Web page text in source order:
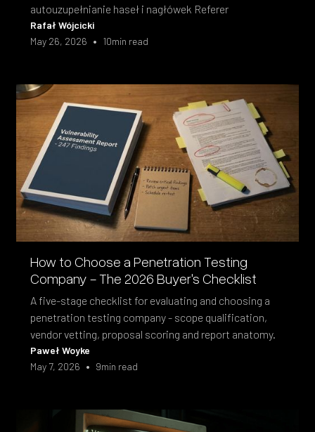
autouzupełnianie haseł i nagłówek Referer
Rafał Wójcicki
May 26, 2026 • 10min read
How to Choose a Penetration Testing
Company - The 2026 Buyer's Checklist
A five-stage checklist for evaluating and choosing a
penetration testing company - scope qualification,
vendor vetting, proposal scoring and report anatomy.
Paweł Woyke
May 7, 2026 • 9min read